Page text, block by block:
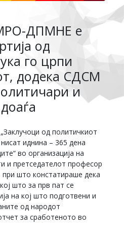
ДПМНЕ е
од
го црпи
додека СДСМ
и
од политичкиот
иднина – 365 дена
во организација на
претседателот професор
при што констатираше дека
што за прв пат се
на кој што подготвени и
од народот
за сработеното во